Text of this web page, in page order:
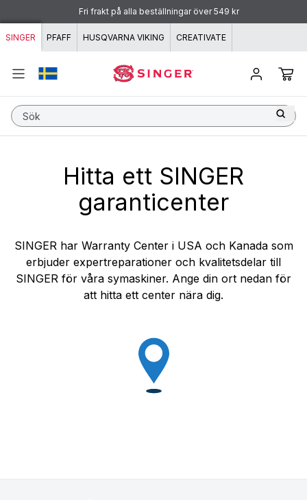
Hoppa till innehåll
Fri frakt på alla beställningar över 549 kr
SINGER PFAFF HUSQVARNA VIKING CREATIVATE
Sök
Hitta ett SINGER
garanticenter
SINGER har Warranty Center i USA och Kanada som
erbjuder expertreparationer och kvalitetsdelar till
SINGER för våra symaskiner. Ange din ort nedan för
att hitta ett center nära dig.